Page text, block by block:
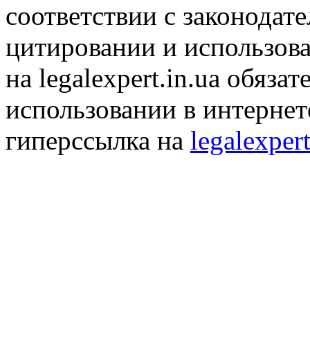
соответствии с
цитировании и
на legalexpert.in.ua
использовании в
гиперссылка на